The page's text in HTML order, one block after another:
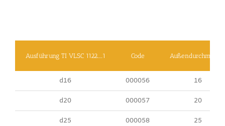
Ausführung TI VLSC 1122……1 Code Außendurchmesser
d16 000056 16
d20 000057 20
d25 000058 25